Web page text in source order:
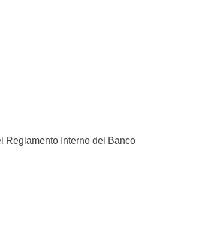
Reglamento Interno del Banco